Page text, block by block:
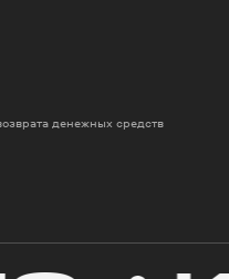
денежных средств